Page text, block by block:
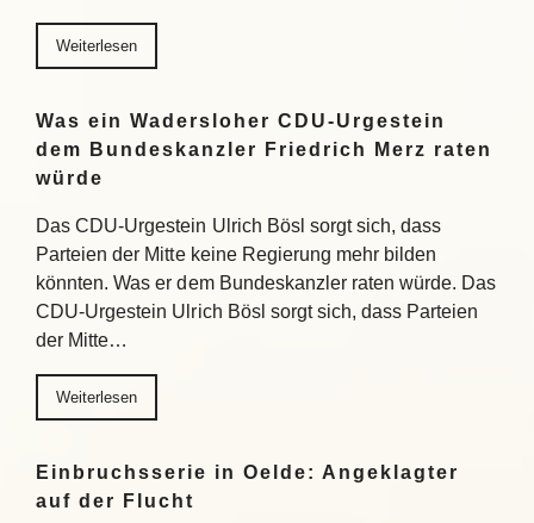
Weiterlesen
Was ein Wadersloher CDU-Urgestein
dem Bundeskanzler Friedrich Merz raten
würde
Das CDU-Urgestein Ulrich Bösl sorgt sich, dass
Parteien der Mitte keine Regierung mehr bilden
könnten. Was er dem Bundeskanzler raten würde. Das
CDU-Urgestein Ulrich Bösl sorgt sich, dass Parteien
der Mitte…
Weiterlesen
Einbruchsserie in Oelde: Angeklagter
auf der Flucht